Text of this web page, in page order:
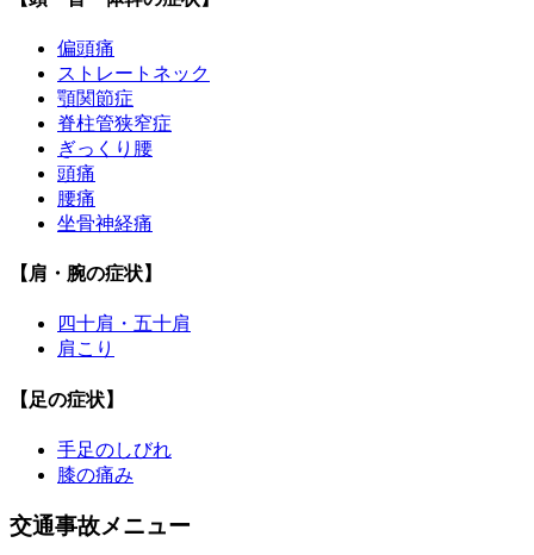
偏頭痛
ストレートネック
顎関節症
脊柱管狭窄症
ぎっくり腰
頭痛
腰痛
坐骨神経痛
【肩・腕の症状】
四十肩・五十肩
肩こり
【足の症状】
手足のしびれ
膝の痛み
交通事故メニュー